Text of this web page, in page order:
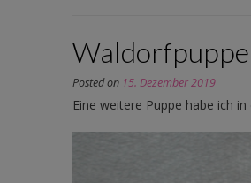
Waldorfpuppe
Posted on 15. Dezember 2019
Eine weitere Puppe habe ich